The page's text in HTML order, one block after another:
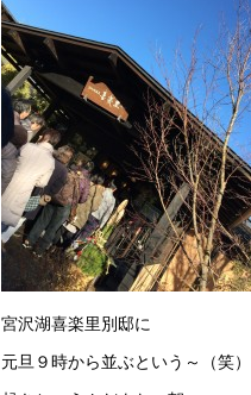
宮沢湖喜楽里別邸に
元旦９時から並ぶという～（笑）